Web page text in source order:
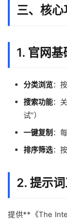
三、核
1. 官网基
分类浏览：
搜索功能：
试”）
一键复制 ：
排序筛选：
2. 提示
提供**《The